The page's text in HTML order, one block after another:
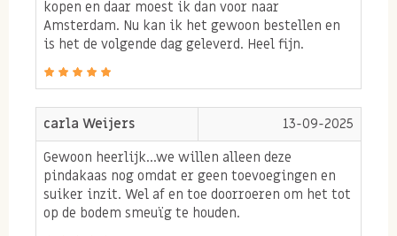
lang genoeg waardoor de pinda's vaak rauwer
zijn en niet de volledige smaak naar buiten kan
authentieke en intense pindakaas.
De tijd geven, net als met koken alles wat je de
tijd geeft komt er net even wat lekkerder uit.
Dit doen wij dus ook na het branden zonder
foefjes en kunstmatige trucjes. Hierdoor blijft
de heerlijke smaak in de pinda's behouden wat
kopen en daar moest ik dan voor naar
Amsterdam. Nu kan ik het gewoon bestellen en
is het de volgende dag geleverd. Heel fijn.
carla Weijers
13-09-2025
Gewoon heerlijk...we willen alleen deze
pindakaas nog omdat er geen toevoegingen en
suiker inzit. Wel af en toe doorroeren om het tot
op de bodem smeuïg te houden.